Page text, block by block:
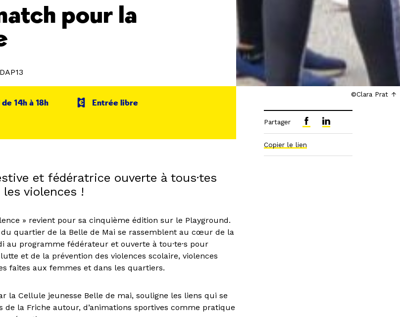
©Clara Prat
pour la
14h à 18h
Entrée libre
et fédératrice ouverte à tous·tes
violences !
» revient pour sa cinquième édition sur le Playground.
du quartier de la Belle de Mai se rassemblent au cœur de la
au programme fédérateur et ouverte à tou·te·s pour
et de la prévention des violences scolaire, violences
faites aux femmes et dans les quartiers.
la Cellule jeunesse Belle de mai, souligne les liens qui se
la Friche autour, d’animations sportives comme pratique
Partager
Copier le lien